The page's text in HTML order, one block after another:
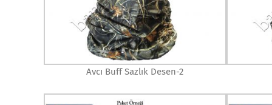
Avcı Buff Sazlık Desen-2